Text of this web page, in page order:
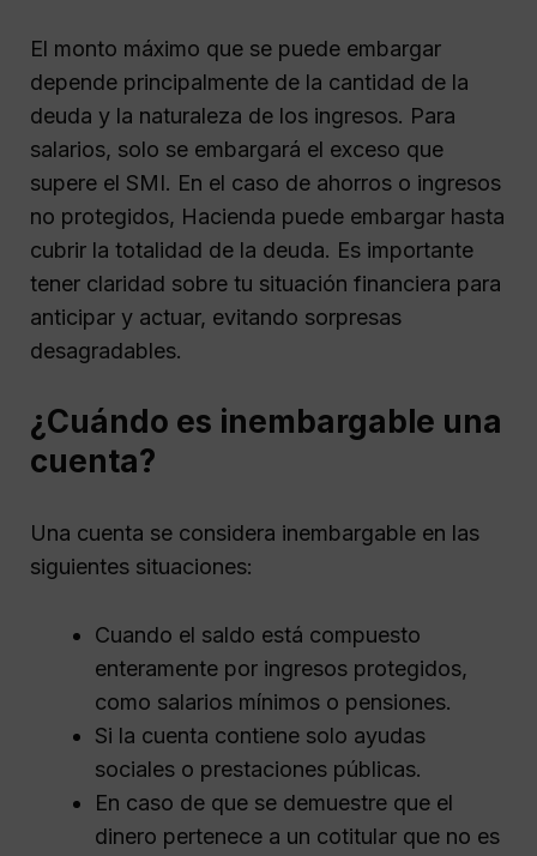
El monto máximo que se puede embargar
depende principalmente de la cantidad de la
deuda y la naturaleza de los ingresos. Para
salarios, solo se embargará el exceso que
supere el SMI. En el caso de ahorros o ingresos
no protegidos, Hacienda puede embargar hasta
cubrir la totalidad de la deuda. Es importante
tener claridad sobre tu situación financiera para
anticipar y actuar, evitando sorpresas
desagradables.
¿Cuándo es inembargable una
cuenta?
Una cuenta se considera inembargable en las
siguientes situaciones:
Cuando el saldo está compuesto
enteramente por ingresos protegidos,
como salarios mínimos o pensiones.
Si la cuenta contiene solo ayudas
sociales o prestaciones públicas.
En caso de que se demuestre que el
dinero pertenece a un cotitular que no es